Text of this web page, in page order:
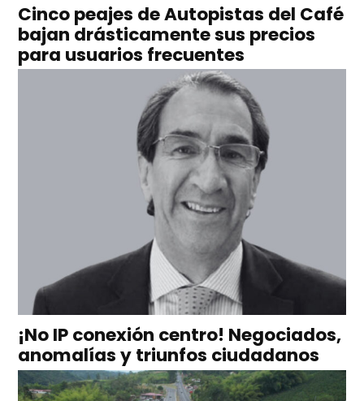
Cinco peajes de Autopistas del Café
bajan drásticamente sus precios
para usuarios frecuentes
¡No IP conexión centro! Negociados,
anomalías y triunfos ciudadanos